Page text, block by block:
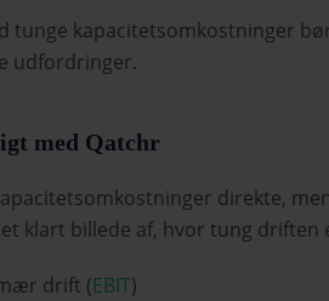
tunge kapacitetsomkostninger
udfordringer.
med Qatchr
direkte,
klart billede af, hvor tung driften
drift (EBIT)